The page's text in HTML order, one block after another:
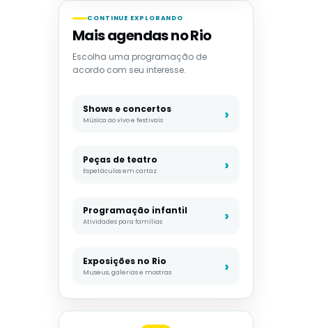
CONTINUE EXPLORANDO
Mais agendas no Rio
Escolha uma programação de
acordo com seu interesse.
Shows e concertos
Música ao vivo e festivais
Peças de teatro
Espetáculos em cartaz
Programação infantil
Atividades para famílias
Exposições no Rio
Museus, galerias e mostras